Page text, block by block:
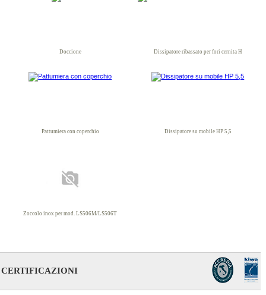
Doccione Dissipatore ribassato per fori cernita H
Pattumiera con coperchio Dissipatore su mobile HP 5,5
Zoccolo inox per mod. LS506M/LS506T
CERTIFICAZIONI